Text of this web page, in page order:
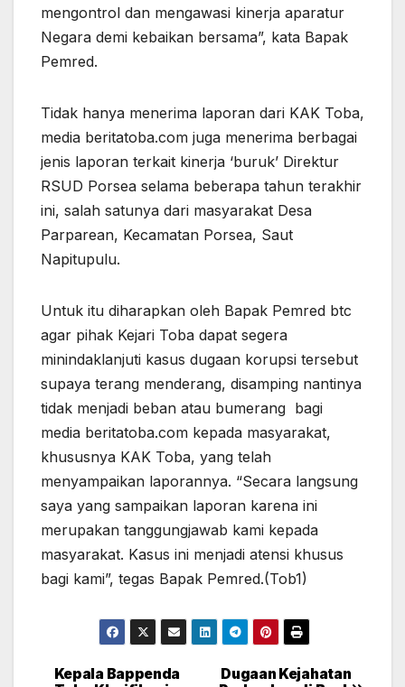
mengontrol dan mengawasi kinerja aparatur
Negara demi kebaikan bersama”, kata Bapak
Pemred.
Tidak hanya menerima laporan dari KAK Toba,
media beritatoba.com juga menerima berbagai
jenis laporan terkait kinerja ‘buruk’ Direktur
RSUD Porsea selama beberapa tahun terakhir
ini, salah satunya dari masyarakat Desa
Parparean, Kecamatan Porsea, Saut
Napitupulu.
Untuk itu diharapkan oleh Bapak Pemred btc
agar pihak Kejari Toba dapat segera
minindaklanjuti kasus dugaan korupsi tersebut
supaya terang menderang, disamping nantinya
tidak menjadi beban atau bumerang bagi
media beritatoba.com kepada masyarakat,
khususnya KAK Toba, yang telah
menyampaikan laporannya. “Secara langsung
saya yang sampaikan laporan karena ini
merupakan tanggungjawab kami kepada
masyarakat. Kasus ini menjadi atensi khusus
bagi kami”, tegas Bapak Pemred.(Tob1)
Dugaan Kejahatan
Kepala Bappenda